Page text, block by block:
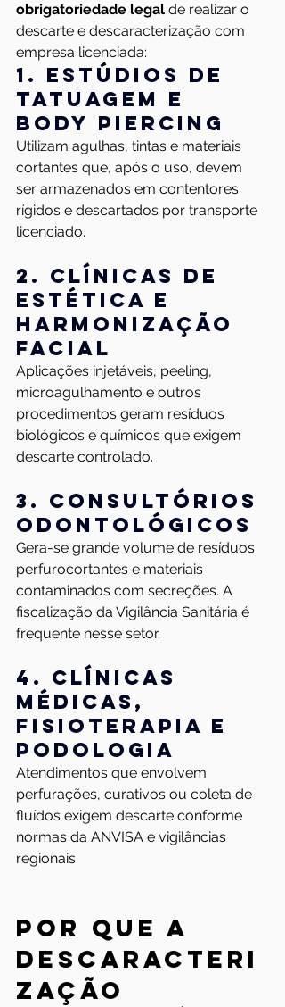
obrigatoriedade legal de realizar o
descarte e descaracterização com
empresa licenciada:
1. Estúdios de
tatuagem e
body piercing
Utilizam agulhas, tintas e materiais
cortantes que, após o uso, devem
ser armazenados em contentores
rígidos e descartados por transporte
licenciado.
2. Clínicas de
estética e
harmonização
facial
Aplicações injetáveis, peeling,
microagulhamento e outros
procedimentos geram resíduos
biológicos e químicos que exigem
descarte controlado.
3. Consultórios
odontológicos
Gera-se grande volume de resíduos
perfurocortantes e materiais
contaminados com secreções. A
fiscalização da Vigilância Sanitária é
frequente nesse setor.
4. Clínicas
médicas,
fisioterapia e
podologia
Atendimentos que envolvem
perfurações, curativos ou coleta de
fluídos exigem descarte conforme
normas da ANVISA e vigilâncias
regionais.
Por que a
descaracteri
zação